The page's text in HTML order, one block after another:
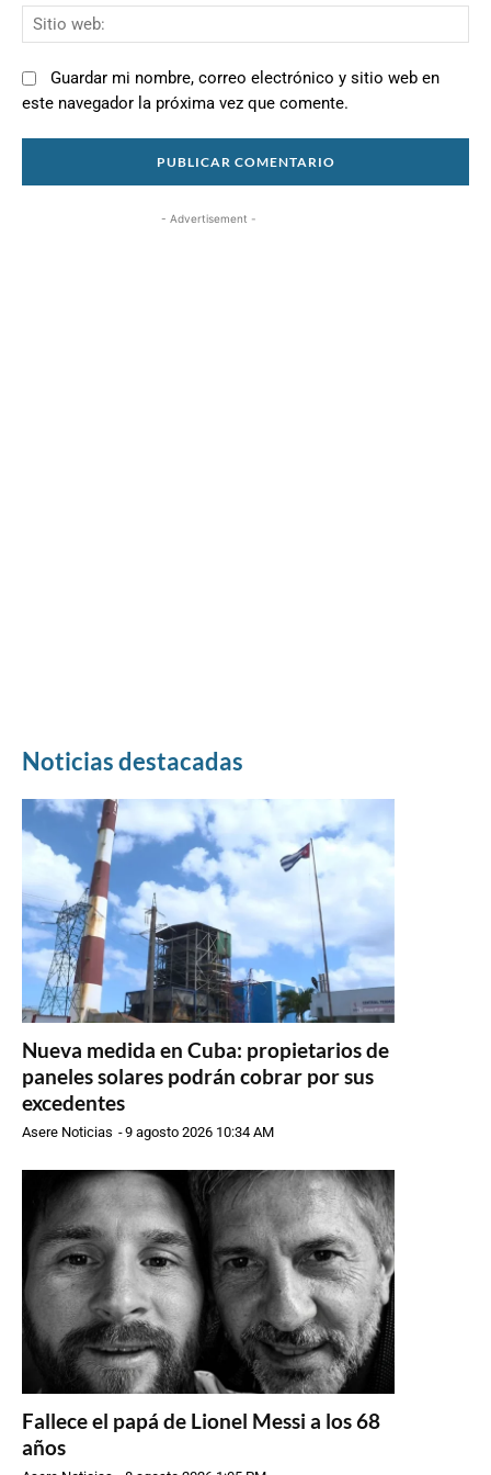
Guardar mi nombre, correo electrónico y sitio web en
este navegador la próxima vez que comente.
- Advertisement -
Noticias destacadas
Nueva medida en Cuba: propietarios de
paneles solares podrán cobrar por sus
excedentes
Asere Noticias -9 agosto 2026 10:34 AM
Fallece el papá de Lionel Messi a los 68
años